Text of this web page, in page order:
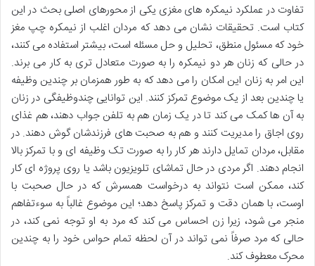
تفاوت در عملکرد نیمکره های مغزی یکی از محورهای اصلی بحث در این
کتاب است. تحقیقات نشان می دهد که مردان اغلب از نیمکره چپ مغز
خود که مسئول منطق، تحلیل و حل مسئله است، بیشتر استفاده می کنند،
در حالی که زنان هر دو نیمکره را به صورت متعادل تری به کار می برند.
این امر به زنان این امکان را می دهد که به طور همزمان بر چندین وظیفه
یا چندین بعد از یک موضوع تمرکز کنند. این توانایی چندوظیفگی در زنان
به آن ها کمک می کند تا در یک زمان هم به تلفن جواب دهند، هم غذای
روی اجاق را مدیریت کنند و هم به صحبت های فرزندشان گوش دهند. در
مقابل، مردان تمایل دارند هر کار را به صورت تک وظیفه ای و با تمرکز بالا
انجام دهند. اگر مردی در حال تماشای تلویزیون باشد یا روی پروژه ای کار
کند، ممکن است نتواند به درخواست همسرش که در حال صحبت با
اوست، با همان دقت و تمرکز پاسخ دهد؛ این موضوع غالباً به سوءتفاهم
منجر می شود، زیرا زن احساس می کند که مرد به او توجه نمی کند، در
حالی که مرد صرفاً نمی تواند در آن لحظه تمام حواس خود را به چندین
محرک معطوف کند.